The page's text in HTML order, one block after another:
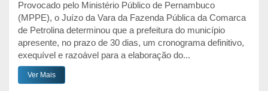
Provocado pelo Ministério Público de Pernambuco
(MPPE), o Juízo da Vara da Fazenda Pública da Comarca
de Petrolina determinou que a prefeitura do município
apresente, no prazo de 30 dias, um cronograma definitivo,
exequível e razoável para a elaboração do...
Ver Mais